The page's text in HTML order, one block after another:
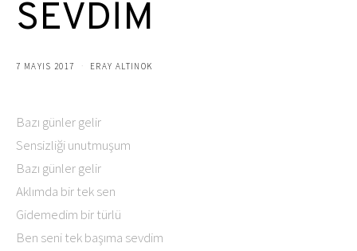
SEVDİM
7 MAYIS 2017 ERAY ALTINOK
Bazı günler gelir
Sensizliği unutmuşum
Bazı günler gelir
Aklımda bir tek sen
Gidemedim bir türlü
Ben seni tek başıma sevdim